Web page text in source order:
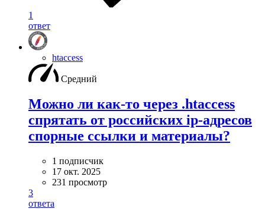
1
ответ
htaccess
Средний
Можно ли как-то через .htaccess
спрятать от российских ip-адресов
спорные ссылки и материалы?
1 подписчик
17 окт. 2025
231 просмотр
3
ответа